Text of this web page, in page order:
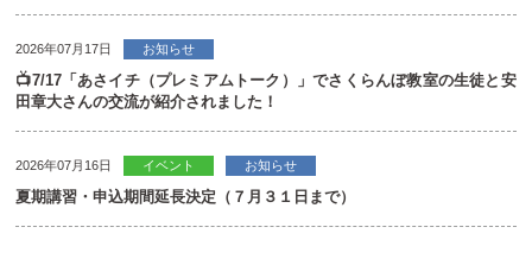
2026年07月17日 お知らせ
📺7/17「あさイチ（プレミアムトーク）」でさくらんぼ教室の生徒と安
田章大さんの交流が紹介されました！
2026年07月16日 イベント お知らせ
夏期講習・申込期間延長決定（７月３１日まで）